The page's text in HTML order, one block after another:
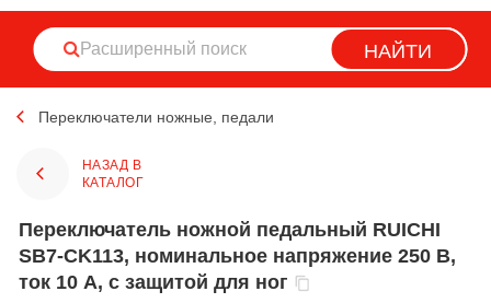
НАЙТИ
Переключатели ножные, педали
НАЗАД В
КАТАЛОГ
Переключатель ножной педальный RUICHI
SB7-CK113, номинальное напряжение 250 В,
ток 10 А, с защитой для ног